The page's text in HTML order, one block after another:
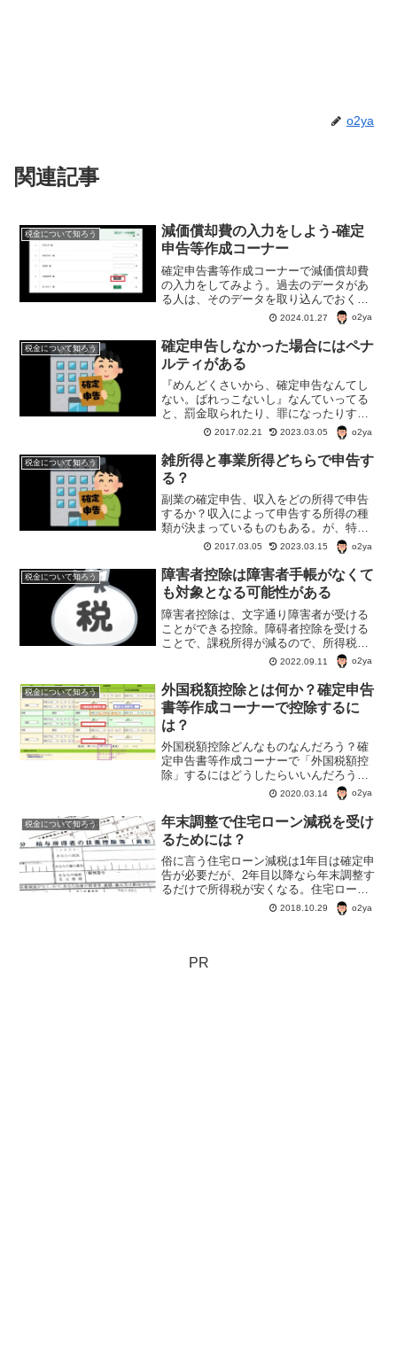
o2ya
関連記事
税金について知ろう
減価償却費の入力をしよう-確定
申告等作成コーナー
確定申告書等作成コーナーで減価償却費
の入力をしてみよう。過去のデータがあ
る人は、そのデータを取り込んでおくと
入力が最低限で済む。過去データの無い
人の入力方法も詳しく説明するよ。
2024.01.27 o2ya
税金について知ろう
確定申告しなかった場合にはペナ
ルティがある
『めんどくさいから、確定申告なんてし
ない。ばれっこないし』なんていってる
と、罰金取られたり、罪になったりする
かもしれない。また、確定申告すればち
ゃんと税金が帰ってくるのに損をする羽
目になるかも知れない。
2017.02.21 2023.03.05 o2ya
税金について知ろう
雑所得と事業所得どちらで申告す
る？
副業の確定申告、収入をどの所得で申告
するか？収入によって申告する所得の種
類が決まっているものもある。が、特別
決まっていないものも。副業の収入を確
定申告するとしたら『雑所得』『事業所
得』『山林所得』『不動産所得』のどれ
かだ。
2017.03.05 2023.03.15 o2ya
税金について知ろう
障害者控除は障害者手帳がなくて
も対象となる可能性がある
障害者控除は、文字通り障害者が受ける
ことができる控除。障碍者控除を受ける
ことで、課税所得が減るので、所得税や
住民税が安くなる。通常は、障害者手帳
を持っている人が対象だが、65歳以上な
ら、障害者手帳がなくても障害者控除の
対象となる場合がある。
2022.09.11 o2ya
税金について知ろう
外国税額控除とは何か？確定申告
書等作成コーナーで控除するに
は？
外国税額控除どんなものなんだろう？確
定申告書等作成コーナーで「外国税額控
除」するにはどうしたらいいんだろう？
外国税額控除は外国税をとられている外
国株や投資信託の配当、売買益などにつ
いては対象になる。
2020.03.14 o2ya
税金について知ろう
年末調整で住宅ローン減税を受け
るためには？
俗に言う住宅ローン減税は1年目は確定申
告が必要だが、2年目以降なら年末調整す
るだけで所得税が安くなる。住宅ローン
減税とよく聞くけど、正式には、「住宅
2018.10.29 o2ya
PR